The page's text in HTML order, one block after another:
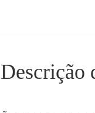
Descrição